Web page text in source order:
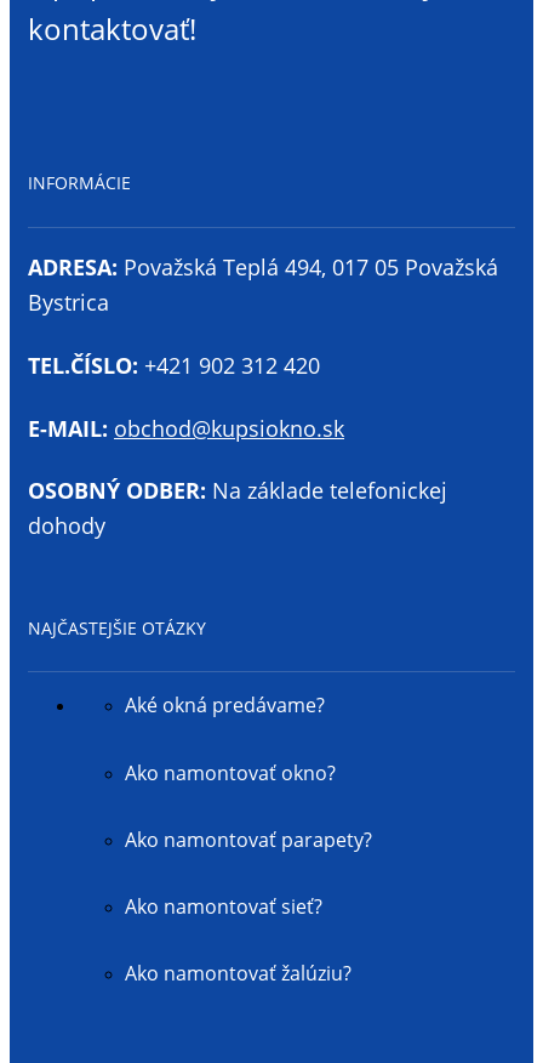
kontaktovať!
INFORMÁCIE
ADRESA: Považská Teplá 494, 017 05 Považská
Bystrica
TEL.ČÍSLO: +421 902 312 420
E-MAIL: obchod@kupsiokno.sk
OSOBNÝ ODBER: Na základe telefonickej
dohody
NAJČASTEJŠIE OTÁZKY
Aké okná predávame?
Ako namontovať okno?
Ako namontovať parapety?
Ako namontovať sieť?
Ako namontovať žalúziu?